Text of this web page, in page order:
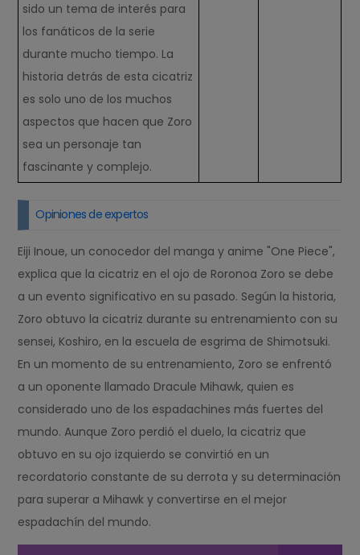
sido un tema de interés para
los fanáticos de la serie
durante mucho tiempo. La
historia detrás de esta cicatriz
es solo uno de los muchos
aspectos que hacen que Zoro
sea un personaje tan
fascinante y complejo.
Opiniones de expertos
Eiji Inoue, un conocedor del manga y anime "One Piece",
explica que la cicatriz en el ojo de Roronoa Zoro se debe
a un evento significativo en su pasado. Según la historia,
Zoro obtuvo la cicatriz durante su entrenamiento con su
sensei, Koshiro, en la escuela de esgrima de Shimotsuki.
En un momento de su entrenamiento, Zoro se enfrentó
a un oponente llamado Dracule Mihawk, quien es
considerado uno de los espadachines más fuertes del
mundo. Aunque Zoro perdió el duelo, la cicatriz que
obtuvo en su ojo izquierdo se convirtió en un
recordatorio constante de su derrota y su determinación
para superar a Mihawk y convertirse en el mejor
espadachín del mundo.